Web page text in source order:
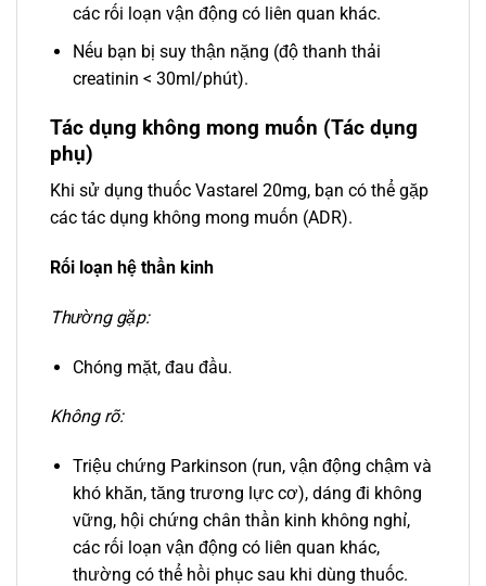
các rối loạn vận động có liên quan khác.
Nếu bạn bị suy thận nặng (độ thanh thải
creatinin < 30ml/phút).
Tác dụng không mong muốn (Tác dụng
phụ)
Khi sử dụng thuốc Vastarel 20mg, bạn có thể gặp
các tác dụng không mong muốn (ADR).
Rối loạn hệ thần kinh
Thường gặp:
Chóng mặt, đau đầu.
Không rõ:
Triệu chứng Parkinson (run, vận động chậm và
khó khăn, tăng trương lực cơ), dáng đi không
vững, hội chứng chân thần kinh không nghỉ,
các rối loạn vận động có liên quan khác,
thường có thể hồi phục sau khi dùng thuốc.